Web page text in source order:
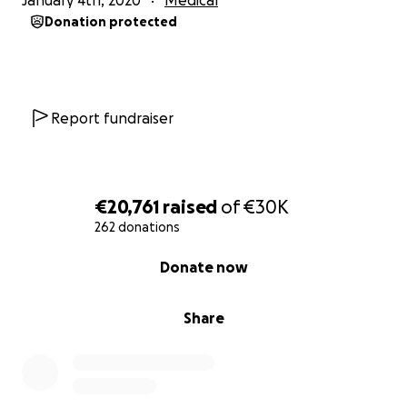
€20,761 raised of€30K
262 donations
Share
Donate now
junta, pero también la continuidad de nuestra
Pseudocientíficas (APETP) y esta campaña en
nuestra página web . Vídeo: Emilio Molina,
Donation protected
Report fundraiser